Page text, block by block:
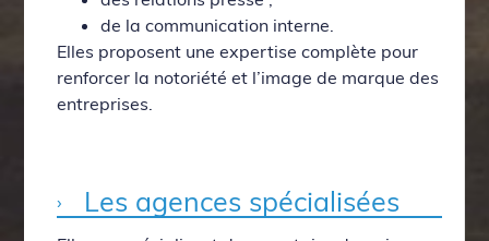
de la communication interne.
Elles proposent une expertise complète pour
renforcer la notoriété et l’image de marque des
entreprises.
Les agences spécialisées